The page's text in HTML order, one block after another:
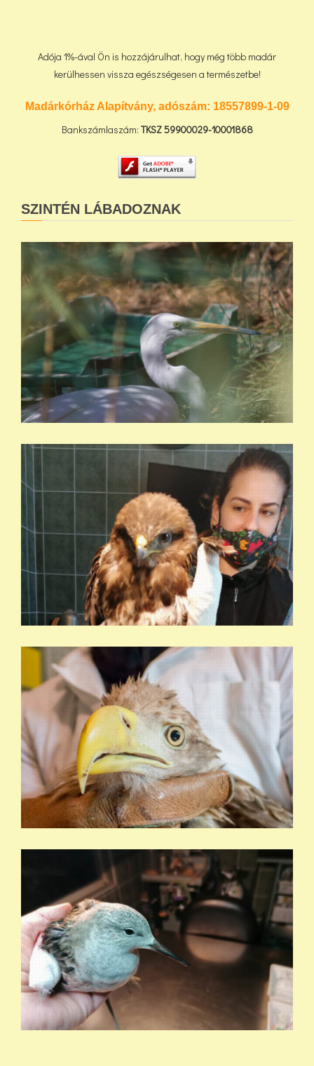
Adója 1%-ával Ön is hozzájárulhat, hogy még több madár
kerülhessen vissza egészségesen a természetbe!
Madárkórház Alapítvány, adószám: 18557899-1-09
Bankszámlaszám: TKSZ59900029-10001868
SZINTÉN LÁBADOZNAK